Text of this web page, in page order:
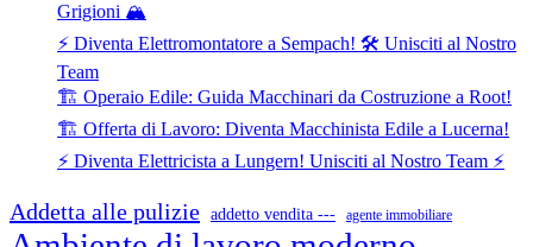
Grigioni 🏔️
⚡ Diventa Elettromontatore a Sempach! 🛠️ Unisciti al Nostro
Team
🏗️ Operaio Edile: Guida Macchinari da Costruzione a Root!
🏗️ Offerta di Lavoro: Diventa Macchinista Edile a Lucerna!
⚡ Diventa Elettricista a Lungern! Unisciti al Nostro Team ⚡
Addetta alle pulizie addetto vendita --- agente immobiliare